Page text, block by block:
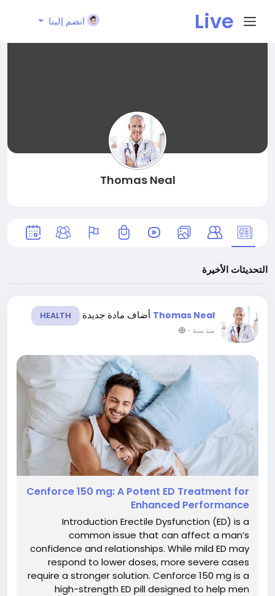
Live
انضم إلينا
Thomas Neal
التحديثات الأخيرة
Thomas Neal أضاف مادة جديدة HEALTH
منذ سنة -
Cenforce 150 mg: A Potent ED Treatment for
Enhanced Performance
Introduction Erectile Dysfunction (ED) is a
common issue that can affect a man’s
confidence and relationships. While mild ED may
respond to lower doses, more severe cases
require a stronger solution. Cenforce 150 mg is a
high-strength ED pill designed to help men